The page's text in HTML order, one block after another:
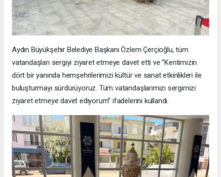
Aydın Büyükşehir Belediye Başkanı Özlem Çerçioğlu, tüm
vatandaşları sergiyi ziyaret etmeye davet etti ve “Kentimizin
dört bir yanında hemşehrilerimizi kültür ve sanat etkinlikleri ile
buluşturmayı sürdürüyoruz. Tüm vatandaşlarımızı sergimizi
ziyaret etmeye davet ediyorum” ifadelerini kullandı.